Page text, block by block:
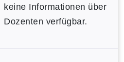
keine Informationen über
Dozenten verfügbar.